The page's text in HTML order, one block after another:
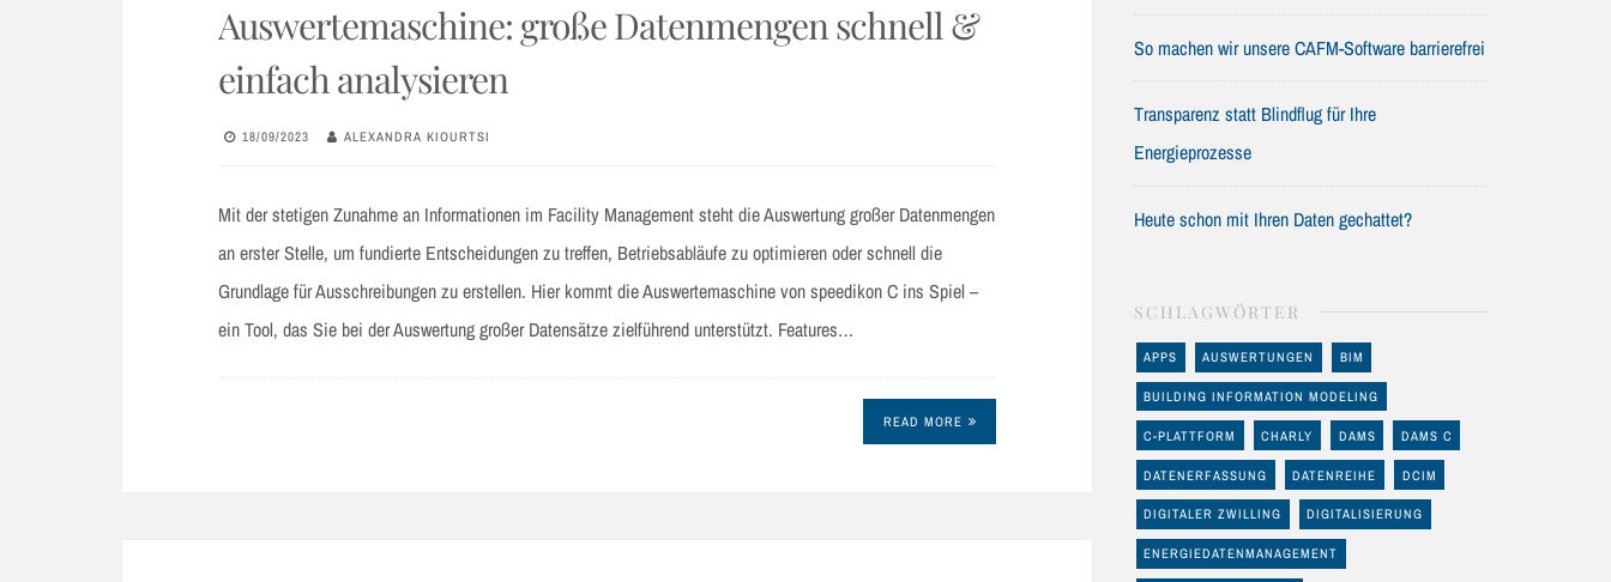
Auswertemaschine: große Datenmengen schnell &
einfach analysieren
18/09/2023 ALEXANDRA KIOURTSI
Mit der stetigen Zunahme an Informationen im Facility Management steht die Auswertung großer Datenmengen
an erster Stelle, um fundierte Entscheidungen zu treffen, Betriebsabläufe zu optimieren oder schnell die
Grundlage für Ausschreibungen zu erstellen. Hier kommt die Auswertemaschine von speedikon C ins Spiel –
ein Tool, das Sie bei der Auswertung großer Datensätze zielführend unterstützt. Features…
READ MORE
So machen wir unsere CAFM-Software barrierefrei
Transparenz statt Blindflug für Ihre
Energieprozesse
Heute schon mit Ihren Daten gechattet?
SCHLAGWÖRTER
APPS AUSWERTUNGEN BIM
BUILDING INFORMATION MODELING
C-PLATTFORM CHARLY DAMS DAMS C
DATENERFASSUNG DATENREIHE DCIM
DIGITALER ZWILLING DIGITALISIERUNG
ENERGIEDATENMANAGEMENT